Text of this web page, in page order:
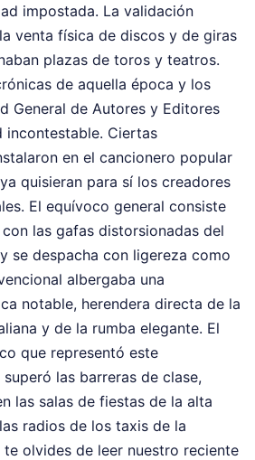
impostada. La validación
venta física de discos y de giras
plazas de toros y teatros.
de aquella época y los
General de Autores y Editores
incontestable. Ciertas
en el cancionero popular
quisieran para sí los creadores
El equívoco general consiste
las gafas distorsionadas del
se despacha con ligereza como
albergaba una
notable, herendera directa de la
y de la rumba elegante. El
que representó este
las barreras de clase,
las salas de fiestas de la alta
radios de los taxis de la
te olvides de leer nuestro reciente